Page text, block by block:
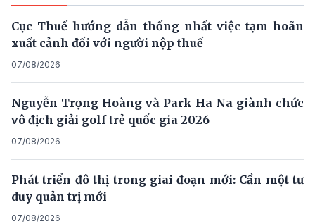
Cục Thuế hướng dẫn thống nhất việc tạm hoãn
xuất cảnh đối với người nộp thuế
07/08/2026
Nguyễn Trọng Hoàng và Park Ha Na giành chức
vô địch giải golf trẻ quốc gia 2026
07/08/2026
Phát triển đô thị trong giai đoạn mới: Cần một tư
duy quản trị mới
07/08/2026